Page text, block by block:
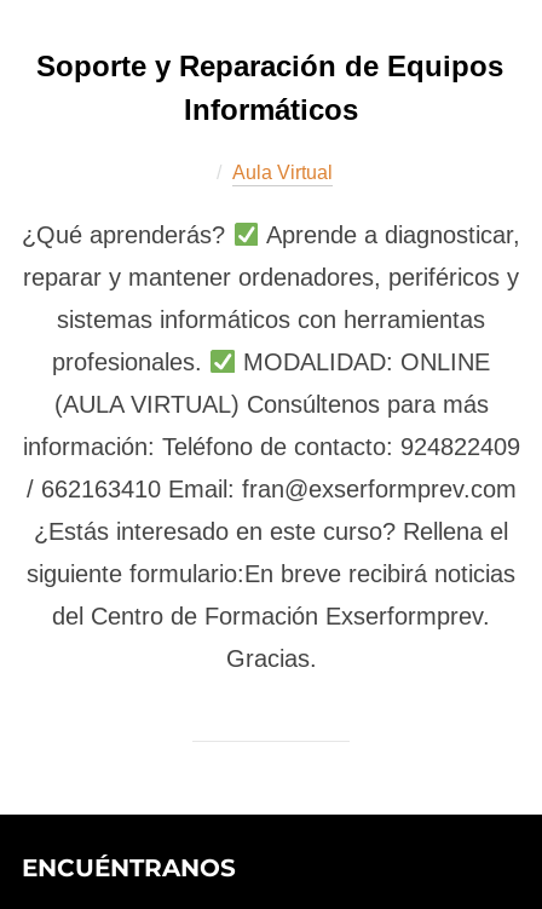
Soporte y Reparación de Equipos
Informáticos
Aula Virtual
¿Qué aprenderás?
Aprende a diagnosticar,
reparar y mantener ordenadores, periféricos y
sistemas informáticos con herramientas
profesionales.
MODALIDAD: ONLINE
(AULA VIRTUAL) Consúltenos para más
información: Teléfono de contacto: 924822409
/ 662163410 Email: fran@exserformprev.com
¿Estás interesado en este curso? Rellena el
siguiente formulario:En breve recibirá noticias
del Centro de Formación Exserformprev.
Gracias.
ENCUÉNTRANOS